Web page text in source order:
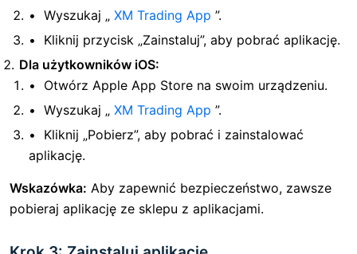
Wyszukaj „ XM Trading App ”.
Kliknij przycisk „Zainstaluj”, aby pobrać aplikację.
Dla użytkowników iOS:
Otwórz Apple App Store na swoim urządzeniu.
Wyszukaj „ XM Trading App ”.
Kliknij „Pobierz”, aby pobrać i zainstalować
aplikację.
Wskazówka: Aby zapewnić bezpieczeństwo, zawsze
pobieraj aplikację ze sklepu z aplikacjami.